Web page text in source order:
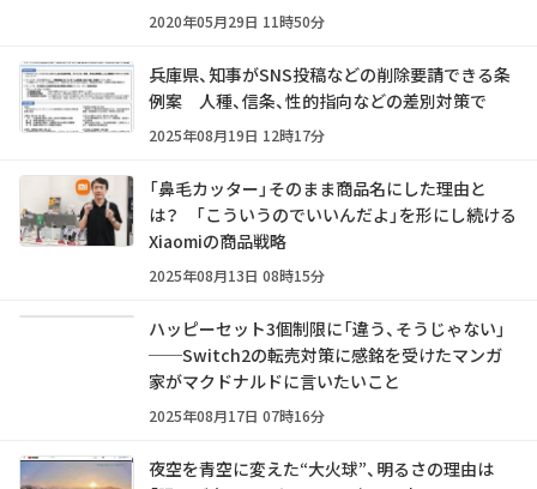
2020年05月29日 11時50分
兵庫県、知事がSNS投稿などの削除要請できる条
例案 人種、信条、性的指向などの差別対策で
2025年08月19日 12時17分
「鼻毛カッター」そのまま商品名にした理由と
は？ 「こういうのでいいんだよ」を形にし続ける
Xiaomiの商品戦略
2025年08月13日 08時15分
ハッピーセット3個制限に「違う、そうじゃない」
──Switch2の転売対策に感銘を受けたマンガ
家がマクドナルドに言いたいこと
2025年08月17日 07時16分
夜空を青空に変えた“大火球”、明るさの理由は